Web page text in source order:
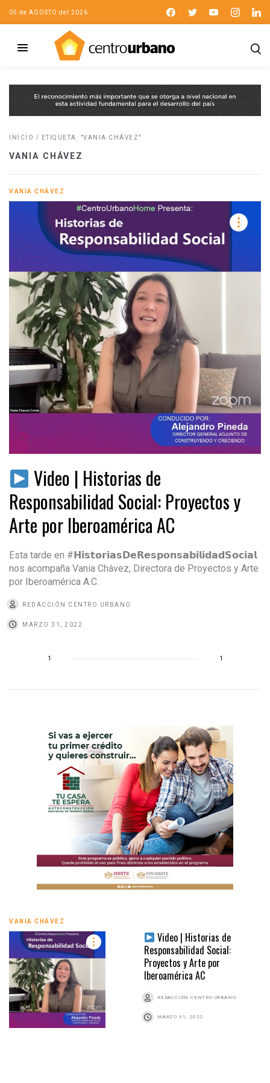
05 de AGOSTO del 2026
INICIO / ETIQUETA: "VANIA CHÁVEZ"
VANIA CHÁVEZ
VANIA CHÁVEZ
Video | Historias de
Responsabilidad Social: Proyectos y
Arte por Iberoamérica AC
Esta tarde en #𝗛𝗶𝘀𝘁𝗼𝗿𝗶𝗮𝘀𝗗𝗲𝗥𝗲𝘀𝗽𝗼𝗻𝘀𝗮𝗯𝗶𝗹𝗶𝗱𝗮𝗱𝗦𝗼𝗰𝗶𝗮𝗹
nos acompaña Vania Chávez, Directora de Proyectos y Arte
por Iberoamérica A.C.
REDACCIÓN CENTRO URBANO
MARZO 31, 2022
1 1
VANIA CHÁVEZ
Video | Historias de
Responsabilidad Social:
Proyectos y Arte por
Iberoamérica AC
REDACCIÓN CENTRO URBANO
MARZO 31, 2022